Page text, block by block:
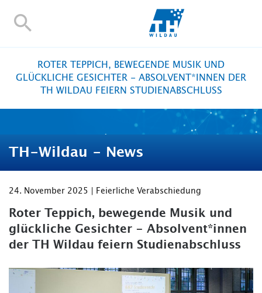
IM STUDIUM
FORSCHUNG UND TRANSFER
INTERNATIONAL
BESCHÄFTIGTE
Blogs Kontakt und Anfahrt Webmail Moodle
Personensuche English
ROTER TEPPICH, BEWEGENDE MUSIK UND
GLÜCKLICHE GESICHTER - ABSOLVENT*INNEN DER
TH WILDAU FEIERN STUDIENABSCHLUSS
TH-Wildau - News
24. November 2025 | Feierliche Verabschiedung
Roter Teppich, bewegende Musik und
glückliche Gesichter - Absolvent*innen
der TH Wildau feiern Studienabschluss